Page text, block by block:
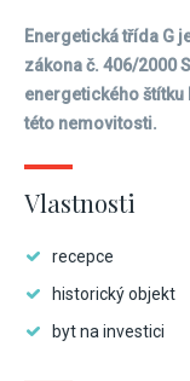
Energetická třída G
zákona č. 406/2000
energetického štítku
této nemovitosti.
Vlastnosti
recepce
historický objekt
byt na investici